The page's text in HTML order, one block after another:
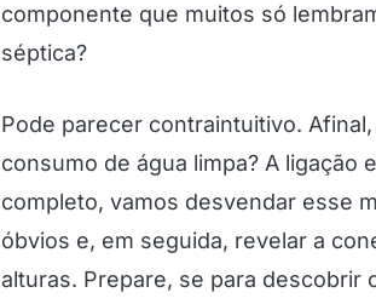
componente que muitos só
séptica?
Pode parecer contraintuitivo.
consumo de água limpa? A ligação
completo, vamos desvendar esse
óbvios e, em seguida, revelar a
alturas. Prepare, se para